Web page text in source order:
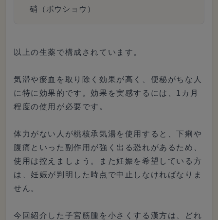
硝（ボウショウ）
以上の生薬で構成されています。
気滞や瘀血を取り除く効果が高く、便秘がちな人
に特に効果的です。効果を実感するには、1カ月
程度の使用が必要です。
体力がない人が桃核承気湯を使用すると、下痢や
腹痛といった副作用が強く出る恐れがあるため、
使用は控えましょう。また妊娠を希望している方
は、妊娠が判明した時点で中止しなければなりま
せん。
今回紹介した子宮筋腫を小さくする漢方は、どれ